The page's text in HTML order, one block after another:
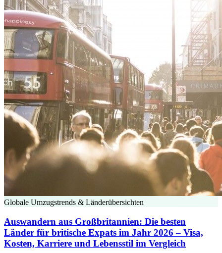
Globale Umzugstrends & Länderübersichten
Auswandern aus Großbritannien: Die besten
Länder für britische Expats im Jahr 2026 – Visa,
Kosten, Karriere und Lebensstil im Vergleich